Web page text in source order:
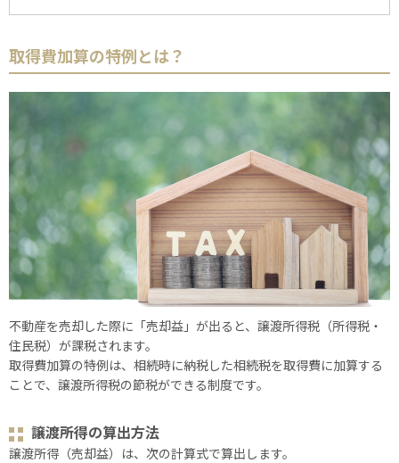
取得費加算の特例とは？
不動産を売却した際に「売却益」が出ると、譲渡所得税（所得税・
住民税）が課税されます。
取得費加算の特例は、相続時に納税した相続税を取得費に加算する
ことで、譲渡所得税の節税ができる制度です。
譲渡所得の算出方法
譲渡所得（売却益）は、次の計算式で算出します。